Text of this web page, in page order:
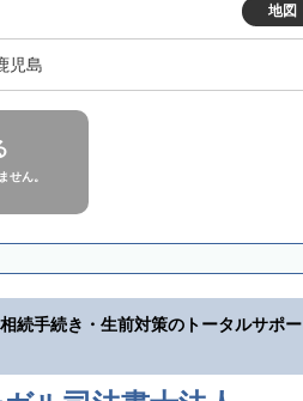
地図
児島
せん。
相続手続き・生前対策のトータルサポー